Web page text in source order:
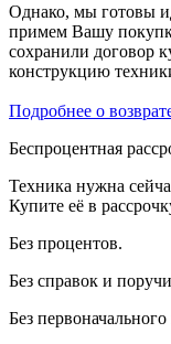
Однако, мы готовы
примем Вашу
сохранили договор
конструкцию
Подробнее о
Беспроцентная
Техника нужна
Купите её в
Без процентов.
Без справок и
Без первоначального